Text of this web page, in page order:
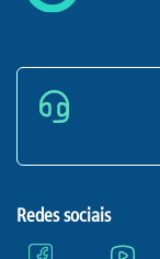
Redes sociais